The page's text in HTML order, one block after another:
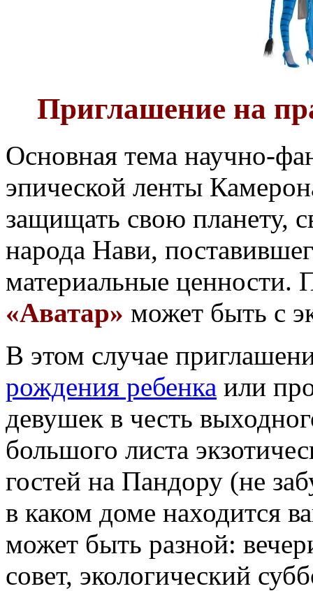
Приглашение на
Основная тема научно-
эпической ленты
защищать свою планету,
народа Нави,
материальные ценности.
«Аватар» может быть с
В этом случае
рождения ребенка или
девушек в честь
большого листа
гостей на Пандору (не
в каком доме находится
может быть разной:
совет, экологический